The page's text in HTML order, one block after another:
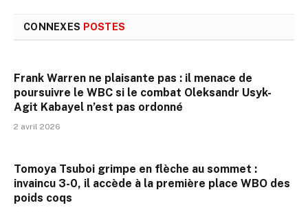
CONNEXES POSTES
Frank Warren ne plaisante pas : il menace de
poursuivre le WBC si le combat Oleksandr Usyk-
Agit Kabayel n’est pas ordonné
2 avril 2026
Tomoya Tsuboi grimpe en flèche au sommet :
invaincu 3-0, il accède à la première place WBO des
poids coqs